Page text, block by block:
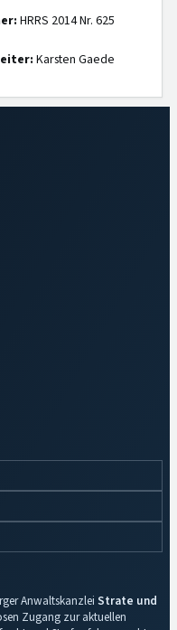
HRRS 2014 Nr. 625
Karsten Gaede
Anwaltskanzlei Strate und
Zugang zur aktuellen